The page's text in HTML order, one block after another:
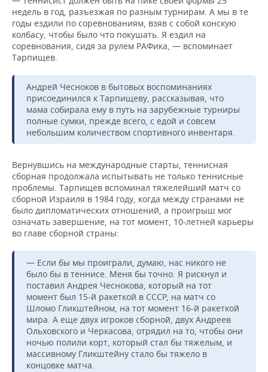
недель в год, разъезжая по разным турнирам. А мы в те
годы ездили по соревнованиям, взяв с собой конскую
колбасу, чтобы было что покушать. Я ездил на
соревнования, сидя за рулем РАФика, — вспоминает
Тарпищев.
Андрей Чесноков в бытовых воспоминаниях
присоединился к Тарпищеву, рассказывая, что
мама собирала ему в путь на зарубежные турниры
полные сумки, прежде всего, с едой и совсем
небольшим количеством спортивного инвентаря.
Вернувшись на международные старты, теннисная
сборная продолжала испытывать не только теннисные
проблемы. Тарпищев вспоминал тяжелейший матч со
сборной Израиля в 1984 году, когда между странами не
было дипломатических отношений, а проигрыш мог
означать завершение, на тот момент, 10-летней карьеры
во главе сборной страны:
— Если бы мы проиграли, думаю, нас никого не
было бы в теннисе. Меня бы точно. Я рискнул и
поставил Андрея Чеснокова, который на тот
момент был 15-й ракеткой в СССР, на матч со
Шломо Гликштейном, на тот момент 16-й ракеткой
мира. А еще двух игроков сборной, двух Андреев
Ольховского и Черкасова, отрядил на то, чтобы они
ночью полили корт, который стал бы тяжелым, и
массивному Гликштейну стало бы тяжело в
концовке матча.